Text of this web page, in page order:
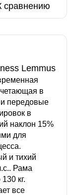
сравнению
Lemmus
в
передовые
в
наклон 15%
для
и тихий
Рама
кг.
все